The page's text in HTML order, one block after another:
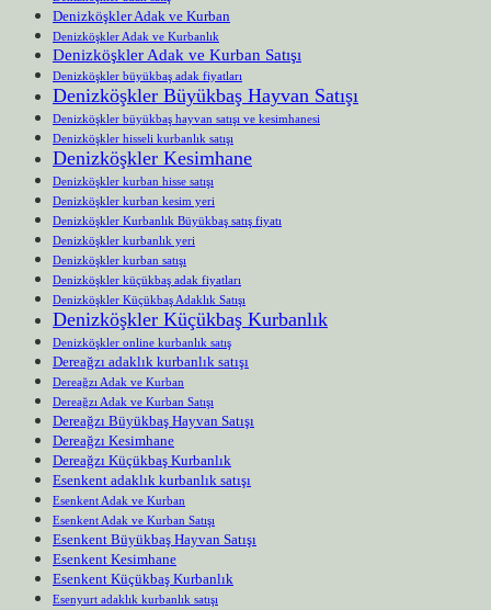
Denizköşkler Adak ve Kurban
Denizköşkler Adak ve Kurbanlık
Denizköşkler Adak ve Kurban Satışı
Denizköşkler büyükbaş adak fiyatları
Denizköşkler Büyükbaş Hayvan Satışı
Denizköşkler büyükbaş hayvan satışı ve kesimhanesi
Denizköşkler hisseli kurbanlık satışı
Denizköşkler Kesimhane
Denizköşkler kurban hisse satışı
Denizköşkler kurban kesim yeri
Denizköşkler Kurbanlık Büyükbaş satış fiyatı
Denizköşkler kurbanlık yeri
Denizköşkler kurban satışı
Denizköşkler küçükbaş adak fiyatları
Denizköşkler Küçükbaş Adaklık Satışı
Denizköşkler Küçükbaş Kurbanlık
Denizköşkler online kurbanlık satış
Dereağzı adaklık kurbanlık satışı
Dereağzı Adak ve Kurban
Dereağzı Adak ve Kurban Satışı
Dereağzı Büyükbaş Hayvan Satışı
Dereağzı Kesimhane
Dereağzı Küçükbaş Kurbanlık
Esenkent adaklık kurbanlık satışı
Esenkent Adak ve Kurban
Esenkent Adak ve Kurban Satışı
Esenkent Büyükbaş Hayvan Satışı
Esenkent Kesimhane
Esenkent Küçükbaş Kurbanlık
Esenyurt adaklık kurbanlık satışı